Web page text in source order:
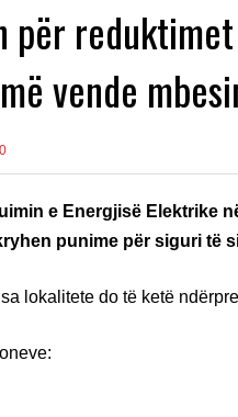
për
vende
e Energjisë Elektrike
punime për siguri të
lokalitete do të ketë